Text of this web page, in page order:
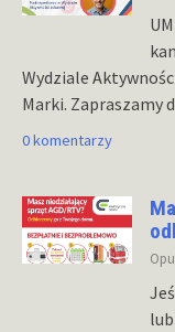
Wydziale
Marki. Zapraszamy
0 komentarzy